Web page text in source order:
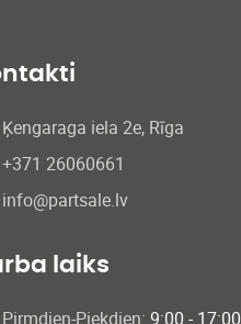
Ķengaraga iela 2e, Rīga
+371 26060661
info@partsale.lv
laiks
Pirmdien-Piekdien: 9:00 - 17:00